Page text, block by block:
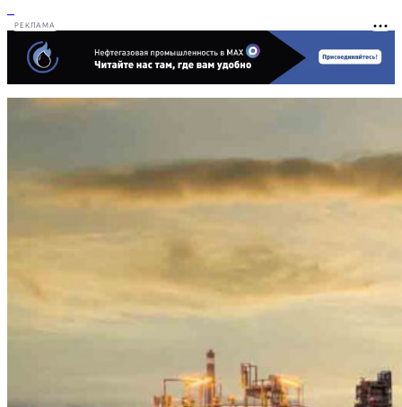
РЕКЛАМА